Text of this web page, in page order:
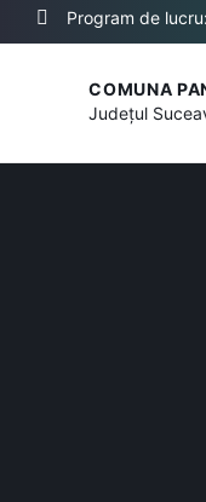
Program de
COMUNA
Județul